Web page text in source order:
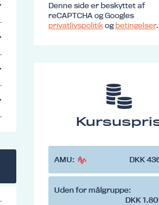
Denne side er beskyttet af
reCAPTCHA og Googles
privatlivspolitikogbetingelser.
AMU: DKK
Uden for målgruppe:
DKK